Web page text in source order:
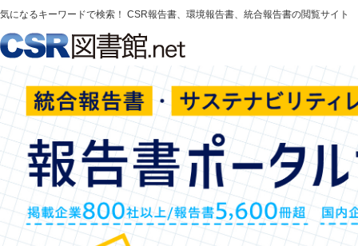
気になるキーワードで検索！ CSR報告書、環境報告書、統合報告書の閲覧サイト